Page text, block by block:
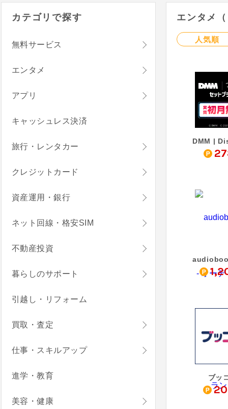
エンタメ
人気順
ブッ
カテゴリで探す
無料サービス
エンタメ
アプリ
キャッシュレス決済
旅行・レンタカー
クレジットカード
資産運用・銀行
ネット回線・格安SIM
不動産投資
暮らしのサポート
引越し・リフォーム
買取・査定
仕事・スキルアップ
進学・教育
美容・健康